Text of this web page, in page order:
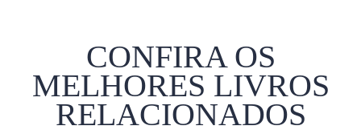
CONFIRA OS
MELHORES LIVROS
RELACIONADOS